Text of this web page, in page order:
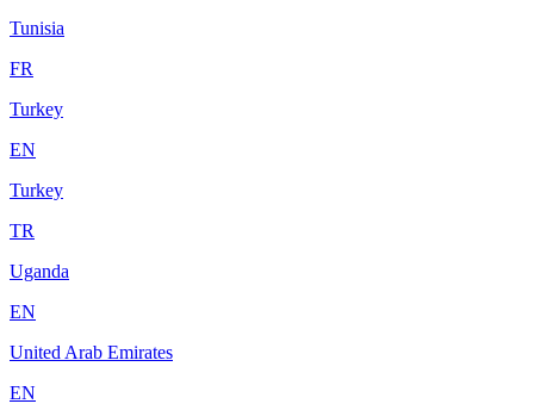
Tunisia
FR
Turkey
EN
Turkey
TR
Uganda
EN
United Arab Emirates
EN